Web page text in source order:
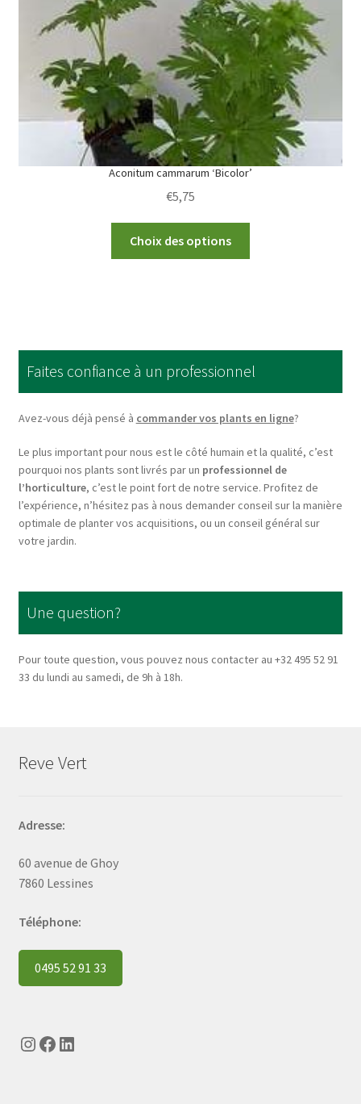
chosen
on
the
product
page
Aconitum cammarum ‘Bicolor’
€5,75
Choix des options
options
may
be
chosen
the
product
page
Faites confiance à un professionnel
Avez-vous déjà pensé à commander vos plants en ligne?
Le plus important pour nous est le côté humain et la qualité, c’est
pourquoi nos plants sont livrés par un professionnel de
l’horticulture, c’est le point fort de notre service. Profitez de
l’expérience, n’hésitez pas à nous demander conseil sur la manière
optimale de planter vos acquisitions, ou un conseil général sur
votre jardin.
Une question?
Pour toute question, vous pouvez nous contacter au +32 495 52 91
33 du lundi au samedi, de 9h à 18h.
Reve Vert
Adresse:
60 avenue de Ghoy
7860 Lessines
Téléphone:
0495 52 91 33
Instagram
Facebook
LinkedIn